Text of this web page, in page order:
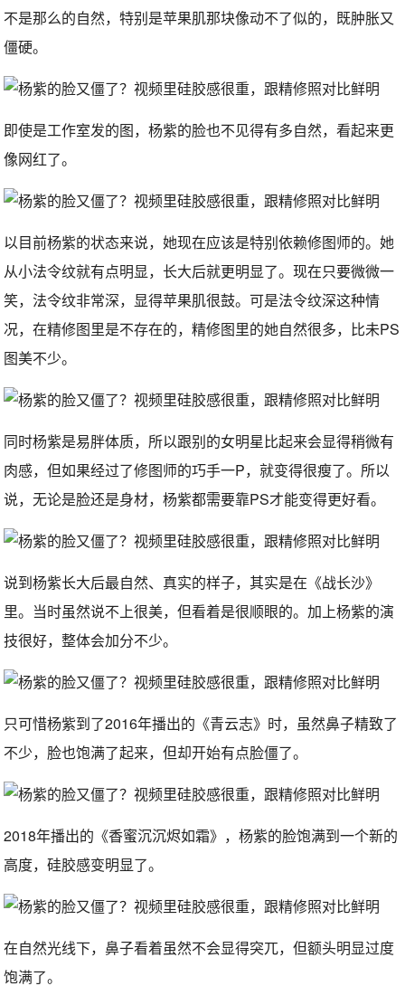
不是那么的自然，特别是苹果肌那块像动不了似的，既肿胀又
僵硬。
即使是工作室发的图，杨紫的脸也不见得有多自然，看起来更
像网红了。
以目前杨紫的状态来说，她现在应该是特别依赖修图师的。她
从小法令纹就有点明显，长大后就更明显了。现在只要微微一
笑，法令纹非常深，显得苹果肌很鼓。可是法令纹深这种情
况，在精修图里是不存在的，精修图里的她自然很多，比未PS
图美不少。
同时杨紫是易胖体质，所以跟别的女明星比起来会显得稍微有
肉感，但如果经过了修图师的巧手一P，就变得很瘦了。所以
说，无论是脸还是身材，杨紫都需要靠PS才能变得更好看。
说到杨紫长大后最自然、真实的样子，其实是在《战长沙》
里。当时虽然说不上很美，但看着是很顺眼的。加上杨紫的演
技很好，整体会加分不少。
只可惜杨紫到了2016年播出的《青云志》时，虽然鼻子精致了
不少，脸也饱满了起来，但却开始有点脸僵了。
2018年播出的《香蜜沉沉烬如霜》，杨紫的脸饱满到一个新的
高度，硅胶感变明显了。
在自然光线下，鼻子看着虽然不会显得突兀，但额头明显过度
饱满了。